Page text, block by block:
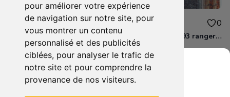
pour améliorer votre expérience
de navigation sur notre site, pour
vous montrer un contenu
personnalisé et des publicités
ciblées, pour analyser le trafic de
notre site et pour comprendre la
provenance de nos visiteurs.
15.00€ 0
D&D - 88286 paladin human male Miniature - Donjons Dragons
12.00€ 0
D&D - WOC 40093 ranger human female Miniature - Donjons Dragons